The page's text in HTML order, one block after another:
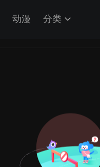
动漫 分类